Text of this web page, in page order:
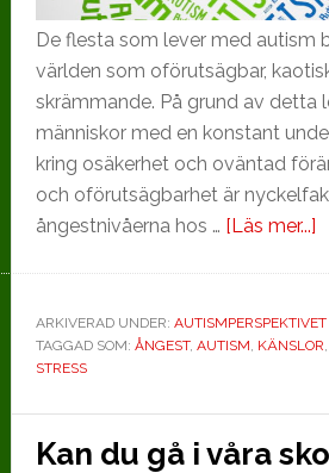
De flesta som lever med autism
världen som oförutsägbar,
skrämmande. På grund av detta
människor med en konstant
kring osäkerhet och oväntad
och oförutsägbarhet är
ångestnivåerna hos … [Läs mer...]
ARKIVERAD UNDER: AUTISMPERSPEKTIVET
TAGGAD SOM: ÅNGEST, AUTISM KÄNSLOR
STRESS
Kan du gå i våra